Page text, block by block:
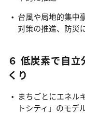
台風や局地的集中
対策の推進、防災
６ 低炭素で自
くり
まちごとにエネル
トシティ」のモデ